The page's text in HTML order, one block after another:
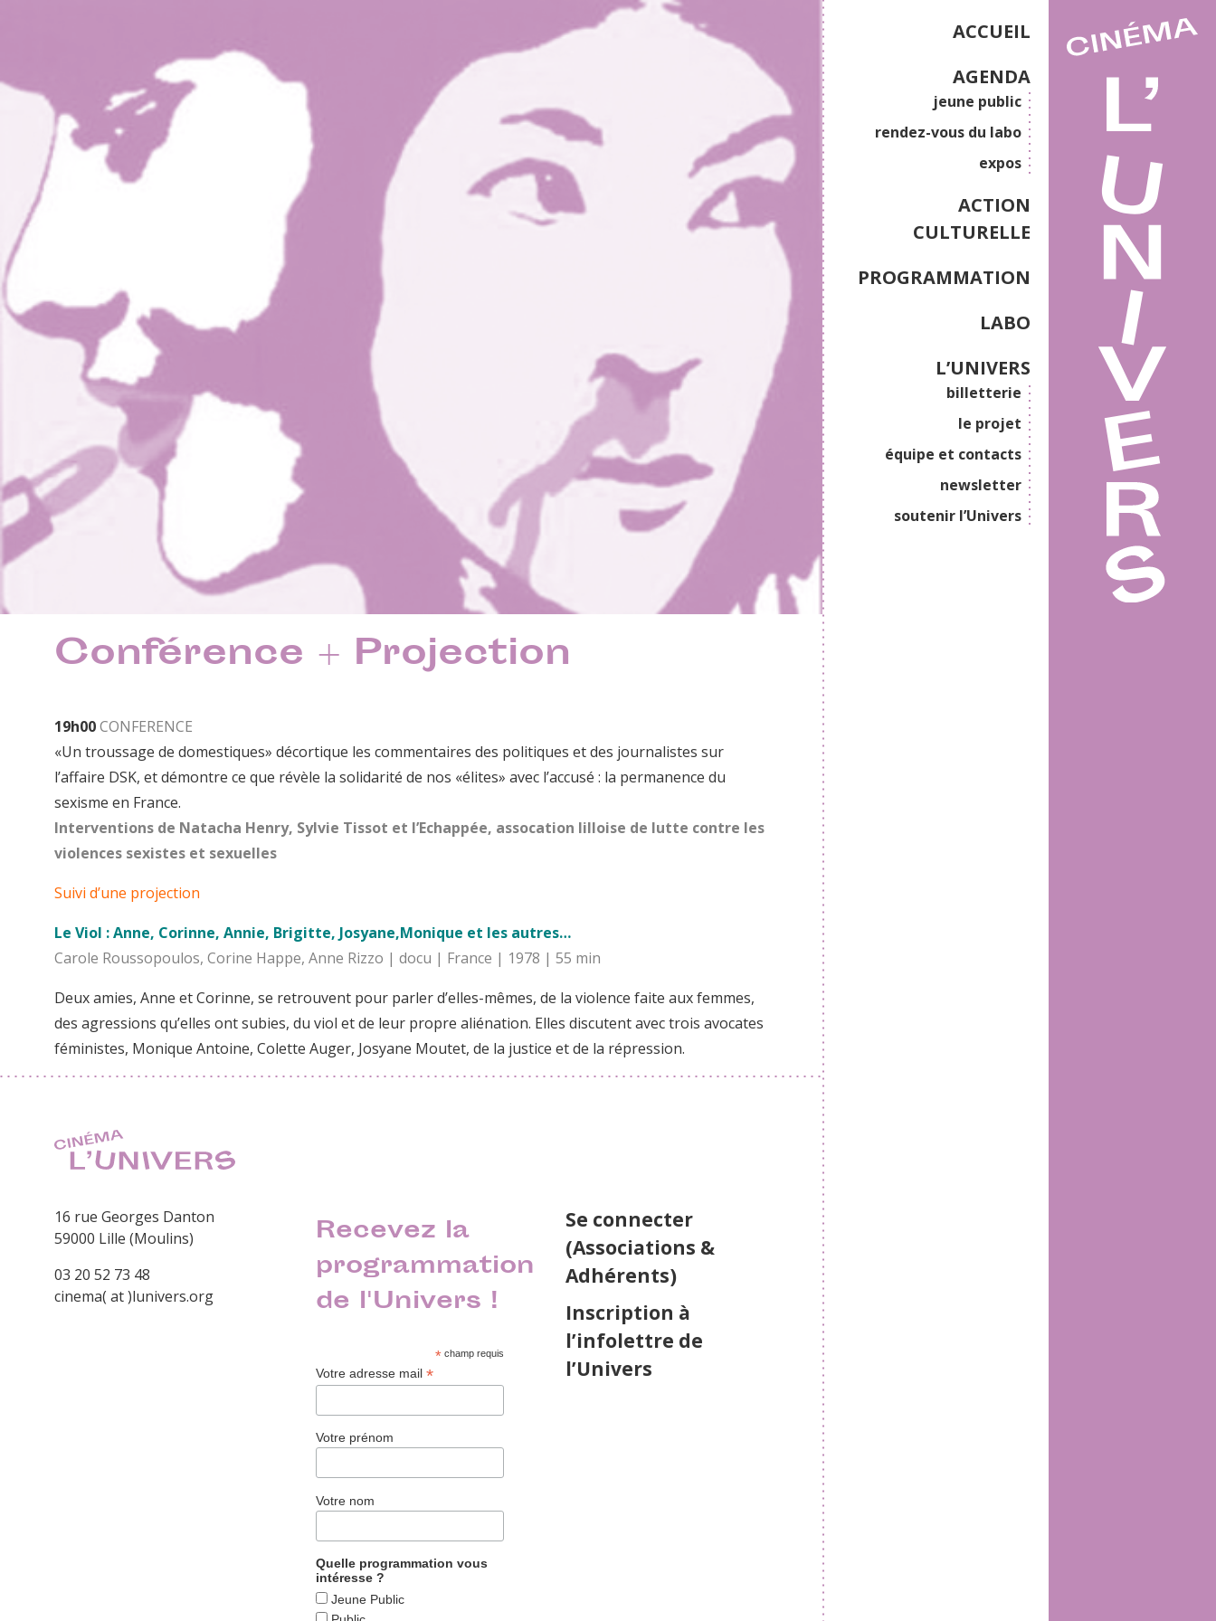
ACCUEIL
AGENDA
jeune public
rendez-vous du labo
expos
ACTION
CULTURELLE
PROGRAMMATION
LABO
L’UNIVERS
billetterie
le projet
équipe et contacts
newsletter
soutenir l’Univers
Conférence + Projection
19h00CONFERENCE
«Un troussage de domestiques» décortique les commentaires des politiques et des journalistes sur
l’affaire DSK, et démontre ce que révèle la solidarité de nos «élites» avec l’accusé : la permanence du
sexisme en France.
Interventions de Natacha Henry, Sylvie Tissot et l’Echappée, assocation lilloise de lutte contre les
violences sexistes et sexuelles
Suivi d’une projection
Le Viol : Anne, Corinne, Annie, Brigitte, Josyane,Monique et les autres…
Carole Roussopoulos, Corine Happe, Anne Rizzo | docu | France | 1978 | 55 min
Deux amies, Anne et Corinne, se retrouvent pour parler d’elles-mêmes, de la violence faite aux femmes,
des agressions qu’elles ont subies, du viol et de leur propre aliénation. Elles discutent avec trois avocates
féministes, Monique Antoine, Colette Auger, Josyane Moutet, de la justice et de la répression.
16 rue Georges Danton
59000 Lille (Moulins)
03 20 52 73 48
cinema( at )lunivers.org
Recevez la
programmation
de l'Univers !
*champ requis
Votre adresse mail*
Votre prénom
Votre nom
Quelle programmation vous
intéresse ?
Jeune Public
Se connecter
(Associations &
Adhérents)
Inscription à
l’infolettre de
l’Univers